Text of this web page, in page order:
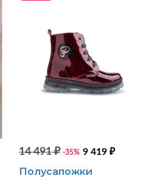
14 491 ₽ -35% 9 419 ₽
Полусапожки